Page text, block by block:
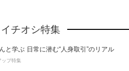
チオシ特集
と学ぶ 日常に潜む“人身取引”のリアル
ップ特集